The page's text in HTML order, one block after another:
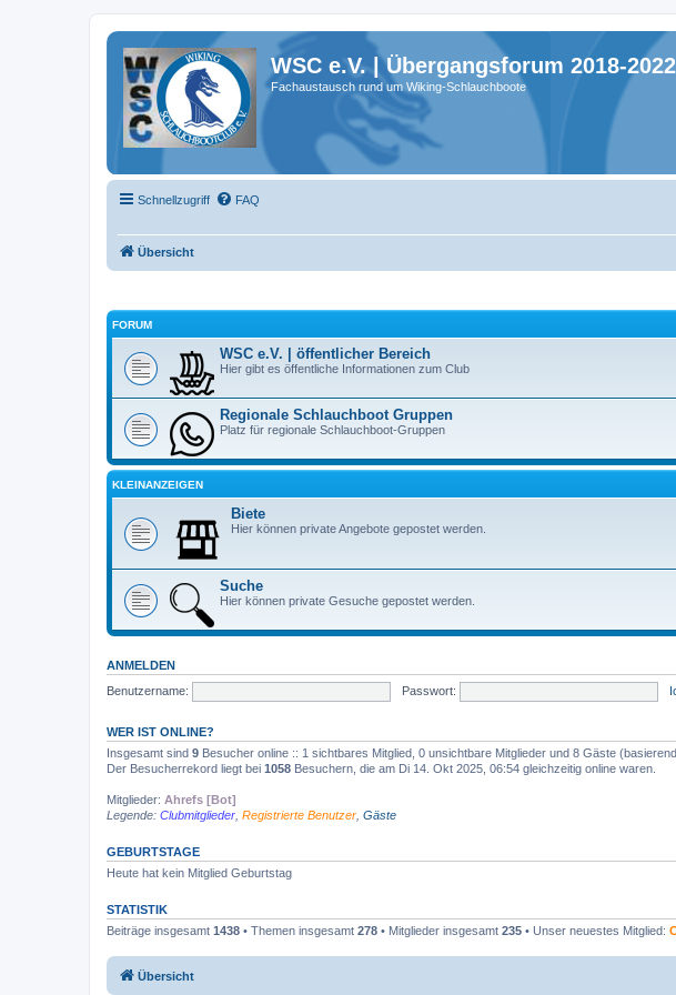
WSC e.V. | Übergangsforum 2018-2022
Fachaustausch rund um Wiking-Schlauchboote
Schnellzugriff FAQ
Übersicht
FORUM
WSC e.V. | öffentlicher Bereich
Hier gibt es öffentliche Informationen zum Club
Regionale Schlauchboot Gruppen
Platz für regionale Schlauchboot-Gruppen
KLEINANZEIGEN
Biete
Hier können private Angebote gepostet werden.
Suche
Hier können private Gesuche gepostet werden.
ANMELDEN
Benutzername:
Passwort:
WER IST ONLINE?
Insgesamt sind 9 Besucher online :: 1 sichtbares Mitglied, 0 unsichtbare Mitglieder und 8 Gäste
Der Besucherrekord liegt bei 1058 Besuchern, die am Di 14. Okt 2025, 06:54 gleichzeitig online waren.
Mitglieder: Ahrefs [Bot]
Legende: Clubmitglieder Registrierte Benutzer Gäste
GEBURTSTAGE
Heute hat kein Mitglied Geburtstag
STATISTIK
Beiträge insgesamt 1438 • Themen insgesamt 278 • Mitglieder insgesamt 235 • Unser neuestes Mitglied:
Übersicht